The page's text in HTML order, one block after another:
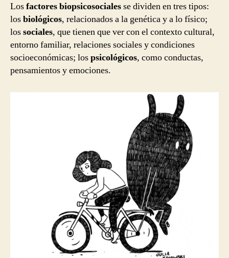
Losfactores biopsicosocialesse dividen en tres tipos:
losbiológicos, relacionados a la genética y a lo físico;
lossociales, que tienen que ver con el contexto cultural,
entorno familiar, relaciones sociales y condiciones
socioeconómicas; lospsicológicos, como conductas,
pensamientos y emociones.